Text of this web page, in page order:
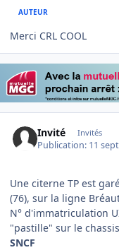
AUTEUR
Merci CRL COOL
Invité Invités
Publication: 11
Une citerne TP est
(76), sur la ligne
N° d'immatriculation
"pastille" sur le
SNCF